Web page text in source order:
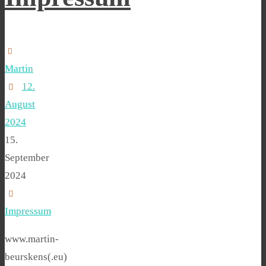
Martin
12.
August
2024
15.
September
2024
Impressum
www.martin-
beurskens(.eu)